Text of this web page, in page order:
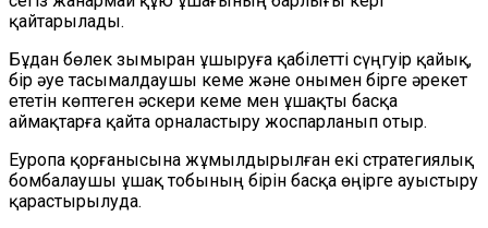
қайтарылады.
Бұдан бөлек зымыран ұшыруға қабілетті сүңгуір қайық,
бір әуе тасымалдаушы кеме және онымен бірге әрекет
ететін көптеген әскери кеме мен ұшақты басқа
аймақтарға қайта орналастыру жоспарланып отыр.
Еуропа қорғанысына жұмылдырылған екі стратегиялық
бомбалаушы ұшақ тобының бірін басқа өңірге ауыстыру
қарастырылуда.